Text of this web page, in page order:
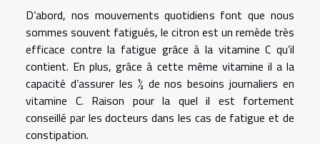
D’abord, nos mouvements quotidiens font que nous
sommes souvent fatigués, le citron est un remède très
efficace contre la fatigue grâce à la vitamine C qu’il
contient. En plus, grâce à cette même vitamine il a la
capacité d’assurer les ½ de nos besoins journaliers en
vitamine C. Raison pour la quel il est fortement
conseillé par les docteurs dans les cas de fatigue et de
constipation.